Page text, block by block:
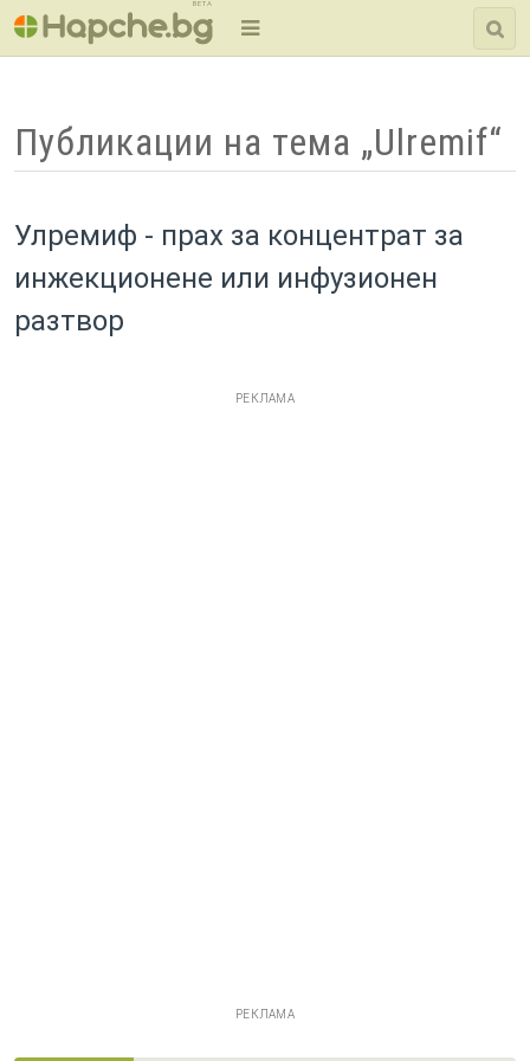
BETA
Публикации на тема „Ulremif“
Улремиф - прах за концентрат за
инжекционене или инфузионен
разтвор
РЕКЛАМА
РЕКЛАМА